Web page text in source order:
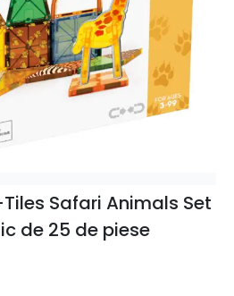
Safari Animals Set
de 25 de piese